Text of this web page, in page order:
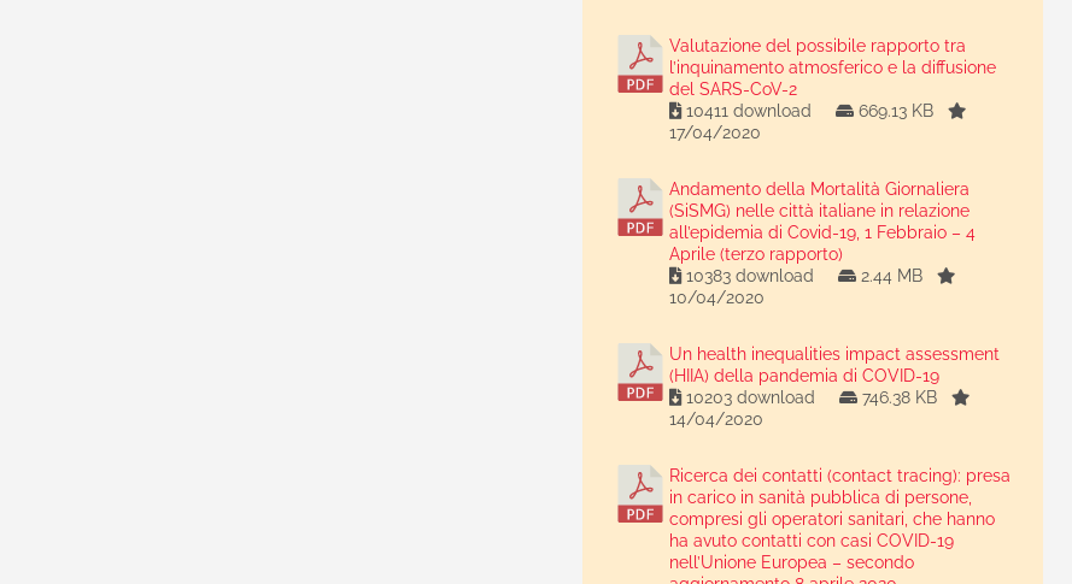
Valutazione del possibile rapporto tra
l’inquinamento atmosferico e la diffusione
del SARS-CoV-2
10411 download
669.13 KB
17/04/2020
Andamento della Mortalità Giornaliera
(SiSMG) nelle città italiane in relazione
all’epidemia di Covid-19, 1 Febbraio – 4
Aprile (terzo rapporto)
10383 download
2.44 MB
10/04/2020
Un health inequalities impact assessment
(HIIA) della pandemia di COVID-19
10203 download
746.38 KB
14/04/2020
Ricerca dei contatti (contact tracing): presa
in carico in sanità pubblica di persone,
compresi gli operatori sanitari, che hanno
ha avuto contatti con casi COVID-19
nell’Unione Europea – secondo